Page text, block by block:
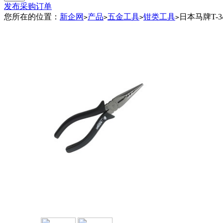
发布采购订单
您所在的位置： 新企网 >产品>五金工具>钳类工具> 日本马牌T-